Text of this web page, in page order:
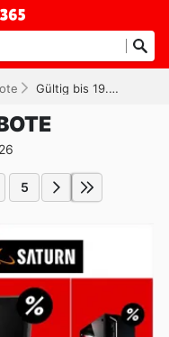
Gültig bis 19.07.2026
5